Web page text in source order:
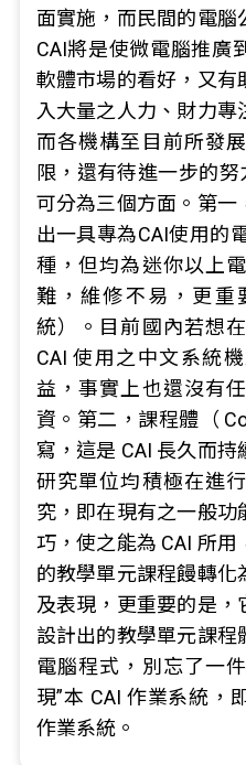
面實施，而民間的電
CAI將是使微電腦推廣
軟體市場的看好，又有
入大量之人力、財力
而各機構至目前所發
限，還有待進一步的
可分為三個方面。第一
出一具專為CAI使用的
種，但均為迷你以上
難，維修不易，更重
統）。目前國內若想
CAI 使用之中文系統
益，事實上也還沒有
資。第二，課程體（
寫，這是 CAI 長久而
研究單位均積極在進
究，即在現有之一般功
巧，使之能為 CAI 所
的教學單元課程饅轉
及表現，更重要的是，
設計出的教學單元課
電腦程式，別忘了一
現”本 CAI 作業系統，
作業系統。